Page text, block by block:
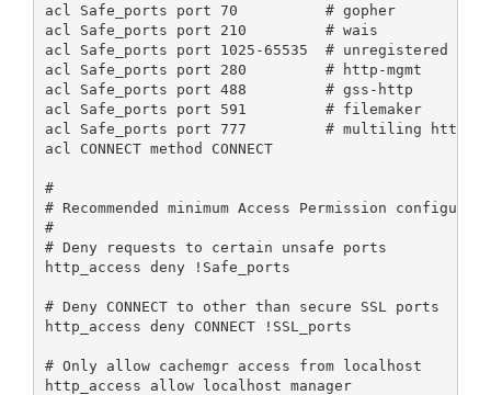
acl Safe_ports port 70          # gopher
acl Safe_ports port 210         # wais
acl Safe_ports port 1025-65535  # unregistered
acl Safe_ports port 280         # http-mgmt
acl Safe_ports port 488         # gss-http
acl Safe_ports port 591         # filemaker
acl Safe_ports port 777         # multiling http
acl CONNECT method CONNECT
#
# Recommended minimum Access Permission
#
# Deny requests to certain unsafe ports
http_access deny !Safe_ports
# Deny CONNECT to other than secure SSL ports
http_access deny CONNECT !SSL_ports
# Only allow cachemgr access from localhost
http_access allow localhost manager